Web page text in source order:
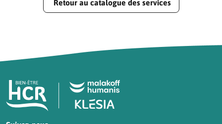
Retour au catalogue des services
Pied de page HCR Bien-Être